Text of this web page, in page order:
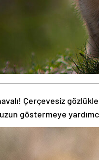
Çerçevesiz
göstermeye